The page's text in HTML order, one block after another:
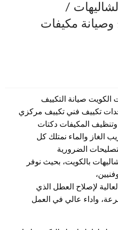
/
وصيانة مكيفات
صيانة التكييف
تكييف فني تكييف مركزي
المكيفات دكتات
الغاز والماء نمتلك كل
الضرورية
بالكويت، بحيث نوفر
لإصلاح العطل الذي
واداء عالي في العمل